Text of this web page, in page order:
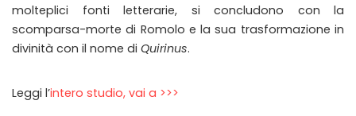
molteplici fonti letterarie, si concludono con la
scomparsa-morte di Romolo e la sua trasformazione in
divinità con il nome di Quirinus.
Leggi l’intero studio, vai a >>>